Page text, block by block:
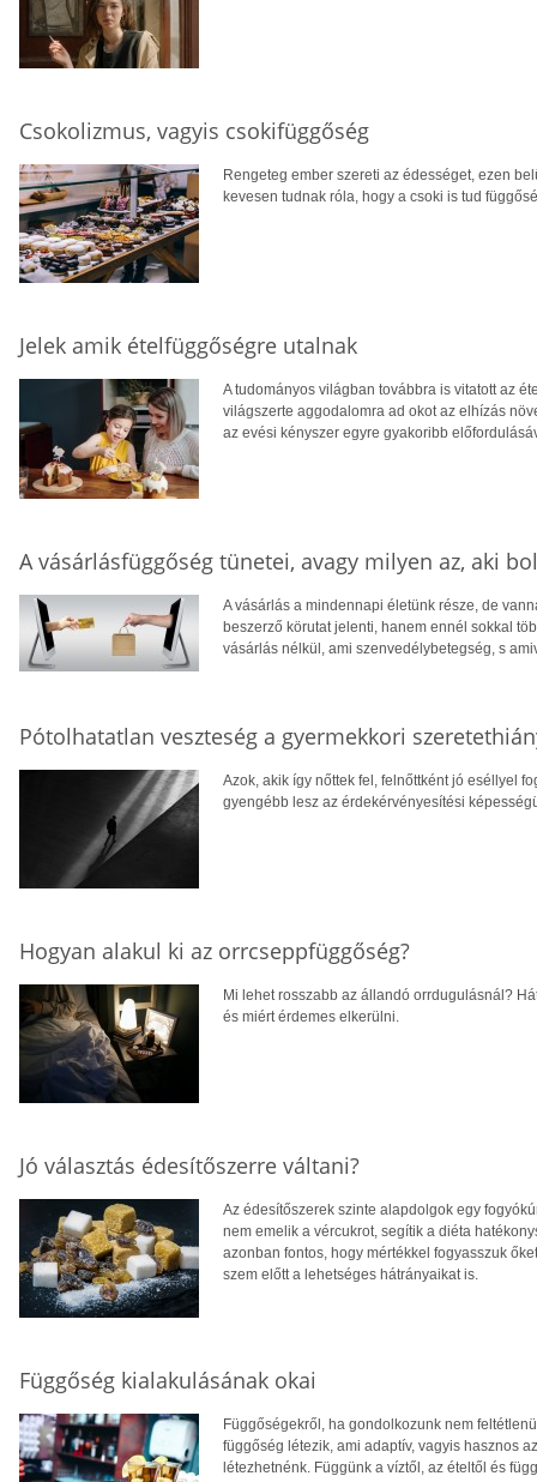
Csokolizmus, vagyis csokifüggőség
Rengeteg ember szereti az édességet, ezen
kevesen tudnak róla, hogy a csoki is tud
Jelek amik ételfüggőségre utalnak
A tudományos világban továbbra is vitatott az
világszerte aggodalomra ad okot az elhízás
az evési kényszer egyre gyakoribb
A vásárlásfüggőség tünetei, avagy milyen az, aki
A vásárlás a mindennapi életünk része, de
beszerző körutat jelenti, hanem ennél sokkal
vásárlás nélkül, ami szenvedélybetegség, s
Pótolhatatlan veszteség a gyermekkori
Azok, akik így nőttek fel, felnőttként jó eséllyel
gyengébb lesz az érdekérvényesítési
Hogyan alakul ki az orrcseppfüggőség?
Mi lehet rosszabb az állandó orrdugulásnál?
és miért érdemes elkerülni.
Jó választás édesítőszerre váltani?
Az édesítőszerek szinte alapdolgok egy
nem emelik a vércukrot, segítik a diéta
azonban fontos, hogy mértékkel fogyasszuk
szem előtt a lehetséges hátrányaikat is.
Függőség kialakulásának okai
Függőségekről, ha gondolkozunk nem
függőség létezik, ami adaptív, vagyis hasznos
létezhetnénk. Függünk a víztől, az ételtől és